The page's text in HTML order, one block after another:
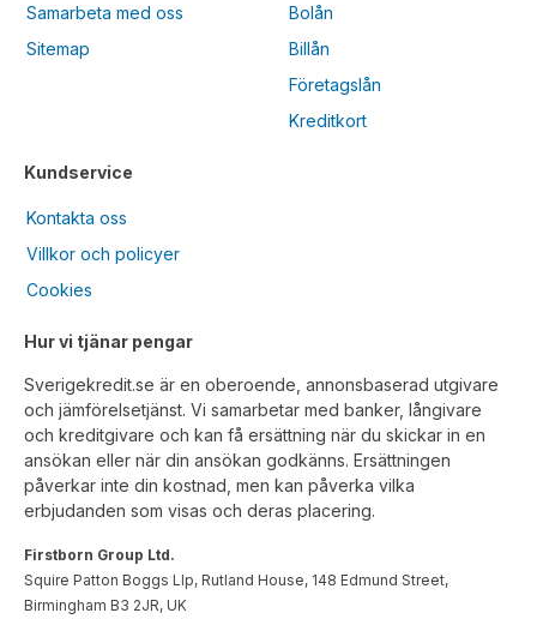
Samarbeta med oss
Sitemap
Kundservice
Kontakta oss
Villkor och policyer
Cookies
Bolån
Billån
Företagslån
Kreditkort
Hur vi tjänar pengar
Sverigekredit.se är en oberoende, annonsbaserad utgivare
och jämförelsetjänst. Vi samarbetar med banker, långivare
och kreditgivare och kan få ersättning när du skickar in en
ansökan eller när din ansökan godkänns. Ersättningen
påverkar inte din kostnad, men kan påverka vilka
erbjudanden som visas och deras placering.
Firstborn Group Ltd.
Squire Patton Boggs Llp, Rutland House, 148 Edmund Street,
Birmingham B3 2JR, UK